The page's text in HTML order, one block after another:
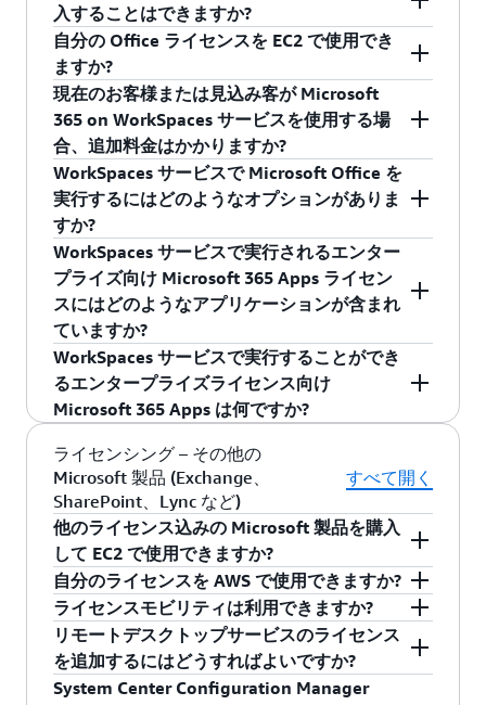
Server を持ち込む
SQL Server 2014 以降のバージョン
専用インフラストラクチャで SQL Server
パッシブフェイルオーバーの恩恵を受け
るには、ソフトウェアアシュアランスが
必要です。ソフトウェアアシュアランス
を備えた SQL Server を持ち込むお客様
アにライセンスし、SQL Server ライセン
スが不要なパッシブインスタンス/ホスト
(同等以下のサイズ) を 1 つ許可されま
す。
SQL Server 2008 – SQL Server 2012R2
SQL Server 2008 - 2012R2 は、アクティ
ブなソフトウェアアシュアランスを必要
ラクチャでパッシブフェイルオーバーの
対象となります。これらのシナリオで
は、お客様はアクティブインスタンス/ホ
ストにライセンスし、SQL Server ライセ
ンスが不要な同等以下のサイズのパッシ
ブインスタンス/ホストを 1 つ許可されま
す。アクティブなソフトウェアアシュア
ランスなしで SQL Server を持ち込む方法
については、 こちらをクリックしてくだ
さい。
Microsoft のVisual Studio ライセンスガイド
によ
れば、特定のチャネルを通じて購入した Visual
Studio サブスクリプションは、サブスクリプシ
ョンの有効期限が切れた後でも永続的な使用権
を提供します。2019 年 10 月 1 日以前にリリー
スされた製品に対して 2019 年 10 月 1 日より前
に取得した永久ライセンスは、永久ライセンス
を取得したサブスクリプションの更新または有
効期限に関係なく、AWS 専用インフラストラク
チャでの使用が許可されます。 AWS は、
Amazon Elastic Compute Cloud (Amazon EC2) で
の Microsoft Visual Studio Enterprise 2022 およ
び Microsoft Visual Studio Professional 2022
Amazon マシンイメージ (AMI) の、Amazon が提
供する完全準拠のライセンスも提供していま
す。 これらの AMI は Amazon EC2 コンソールと
AWS Marketplace で利用でき、インスタンスを
オンデマンドで起動できます。長期ライセンス
契約は必要ありません。 詳細については、
「AWS License Manager ユーザーガイド」を参照
してください。
スクリプションで購入) が必要です。また、専有
インフラストラクチャが必要で、EC2 Dedicated
Host、EC2 Dedicated Instance、Amazon Elastic
VMware Service (EVS)、または専有 WorkSpaces
(最低 50 シート) がオプションとして含まれてい
ます。
入することはできますか?
はい。Microsoft Office LTSC Professional Plus
2021 は、EC2 に含まれるライセンスとして利用
可能です。これにより、従来の Office 生産性ア
プリケーションを使用するための Microsoft
Office LTSC Professional Plus 2021 を利用するこ
とができます。ライセンスに含まれる Office on
EC2 は、Remote Desktop Services を使用して、
個々のユーザーセッションで提供されます。
Microsoft Office LTSC Professional Plus 2021 お
よび Remote Desktop Services SAL は、ユーザー
ごと/月ごとにお客様に請求されます。
自分の Office ライセンスを EC2 で使用でき
ますか?
はい。ライセンスが 2019 年 10 月 1 日よりも前
に購入された場合 (または 2019 年 10 月 1 日よ
り前に有効であったアクティブなエンタープラ
イズ登録の下で調整として追加された場合) EC2
Dedicated Hosts または EC2 ハードウェア専有イ
ンスタンスで使用するために Microsoft Office の
永久ライセンスを BYOL (自分のライセンスを使
用する) することができます。これらの特定の
BYOL シナリオでは、ライセンスは 2019 年 10
月 1 日以前に利用可能だったバージョンにのみ
アップグレードできます。 既存のライセンスを
EC2 Dedicated Hosts または EC2 ハードウェア専
有インスタンスに持ち込んだ場合、全面的にお
客様専用のハードウェアを使用していることに
なります。
現在のお客様または見込み客が Microsoft
365 on WorkSpaces サービスを使用する場
合、追加料金はかかりますか?
WorkSpaces サービスでエンタープライズ向け
Microsoft 365 Apps を実行する場合、追加料金や
費用はかかりません。WorkSpaces サービスは、
一般に公開されている 料金で請求されます。 特
別な設定やイメージ管理は必要ありません。既
存のツールを使用して、エンタープライズ向け
Microsoft 365 Apps を WorkSpaces にデプロイで
きます。
WorkSpaces サービスで Microsoft Office を
実行するにはどのようなオプションがありま
すか?
Microsoft Office Pro Plus 2016 または 2019 を
WorkSpaces のアプリケーションバンドルの一部
として購入できます。また、2023 年 8 月 1 日以
降、Microsoft のライセンス要件を満たしていれ
ば、WorkSpaces サービスで自身のエンタープラ
イズ向け Microsoft 365 Apps ライセンスを使用
することができます。
WorkSpaces サービスで実行されるエンター
プライズ向け Microsoft 365 Apps ライセン
スにはどのようなアプリケーションが含まれ
ていますか?
エンタープライズ向け Microsoft 365 Apps に
は、Microsoft Word、Excel、PowerPoint、
Outlookなどの一般的な生産性向上アプリケーシ
ョンが含まれています。含まれるアプリケーシ
ョンはライセンスプランによって異なります。
組織が Microsoft によって設定されたライセンス
要件を満たしている場合は、Microsoft 365 ライ
センスを持ち込み、エンタープライズ向け
Microsoft 365 Apps をアクティベートして、これ
らの追加アプリケーションを WorkSpaces サービ
スで使用できます。
WorkSpaces サービスで実行することができ
るエンタープライズライセンス向け
Microsoft 365 Apps は何ですか?
許可されているライセンスプランには、
Microsoft 365 E3 または E5、Microsoft 365 A3
または A5、または Microsoft 365 ビジネスプレ
ミアムが含まれます。これらのプランは、専有
インスタンスで実行されている共有 Windows
Server インスタンスと BYOL Windows デスクト
ップオペレーティングシステムで
利用できます。
ライセンシング – その他の
Microsoft 製品 (Exchange、
SharePoint、Lync など)
すべて開く
他のライセンス込みの Microsoft 製品を購入
して EC2 で使用できますか?
現在、AWS で販売しているのは Amazon EC2 で
使用するための Windows Server ライセンスと
SQL Server ライセンスのみです。
自分のライセンスを AWS で使用できますか?
はい。自分のライセンスを Amazon EC2 に持ち
込んでデプロイしているお客様は多数いらっし
ゃいます。これらのデプロイには、Exchange、
ライセンスモビリティは利用できますか?
はい。ライセンスモビリティは、デフォルト (共
有) テナント Amazon EC2 を含む共有クラウドイ
リモートデスクトップサービスのライセンス
を追加するにはどうすればよいですか?
System Center Configuration Manager